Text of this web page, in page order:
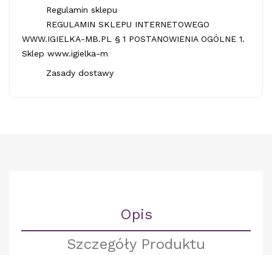
Regulamin sklepu
REGULAMIN SKLEPU INTERNETOWEGO
WWW.IGIELKA-MB.PL § 1 POSTANOWIENIA OGÓLNE 1.
Sklep www.igielka-m
Zasady dostawy
Opis
Szczegóły Produktu